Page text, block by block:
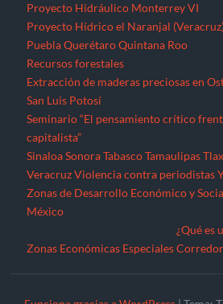
Proyecto Hidráulico Monterrey VI
Proyecto Hídrico el Naranjal
Puebla Querétaro Quintana Roo
Recursos forestales
Extracción de maderas preciosas en
San Luis Potosí
Seminario “El pensamiento crítico
capitalista”
Sinaloa Sonora Tabasco Tamaulipas
Veracruz Violencia contra periodistas
Zonas de Desarrollo Económico y
México
Zonas Económicas Especiales
¿Qué es